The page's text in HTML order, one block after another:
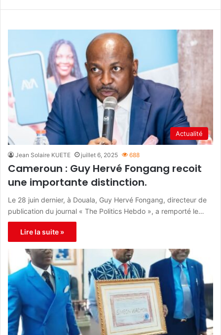
Actualité
Jean Solaire KUETE juillet 6, 2025 688
Cameroun : Guy Hervé Fongang recoit
une importante distinction.
Le 28 juin dernier, à Douala, Guy Hervé Fongang, directeur de
publication du journal « The Politics Hebdo », a remporté le…
Lire la suite »